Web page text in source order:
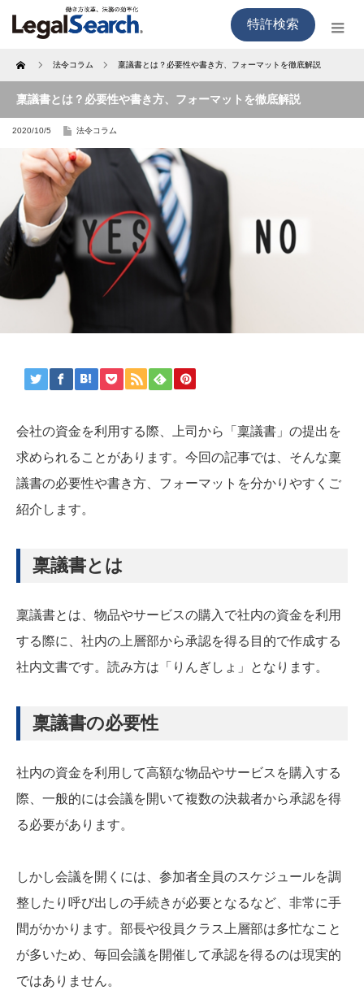
特許検索
Home 法令コラム 稟議書とは？必要性や書き方、フォーマットを徹底解説
稟議書とは？必要性や書き方、フォーマットを徹底解説
2020/10/5 法令コラム
会社の資金を利用する際、上司から「稟議書」の提出を
求められることがあります。今回の記事では、そんな稟
議書の必要性や書き方、フォーマットを分かりやすくご
紹介します。
稟議書とは
稟議書とは、物品やサービスの購入で社内の資金を利用
する際に、社内の上層部から承認を得る目的で作成する
社内文書です。読み方は「りんぎしょ」となります。
稟議書の必要性
社内の資金を利用して高額な物品やサービスを購入する
際、一般的には会議を開いて複数の決裁者から承認を得
る必要があります。
しかし会議を開くには、参加者全員のスケジュールを調
整したり呼び出しの手続きが必要となるなど、非常に手
間がかかります。部長や役員クラス上層部は多忙なこと
が多いため、毎回会議を開催して承認を得るのは現実的
ではありません。